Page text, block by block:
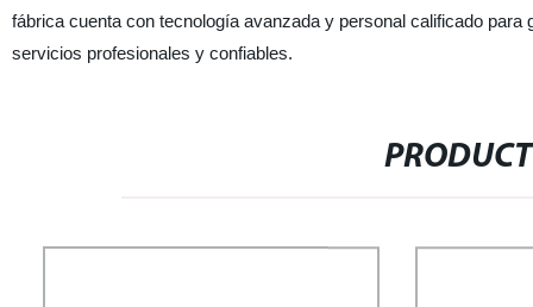
fábrica cuenta con tecnología avanzada y personal calificado
servicios profesionales y confiables.